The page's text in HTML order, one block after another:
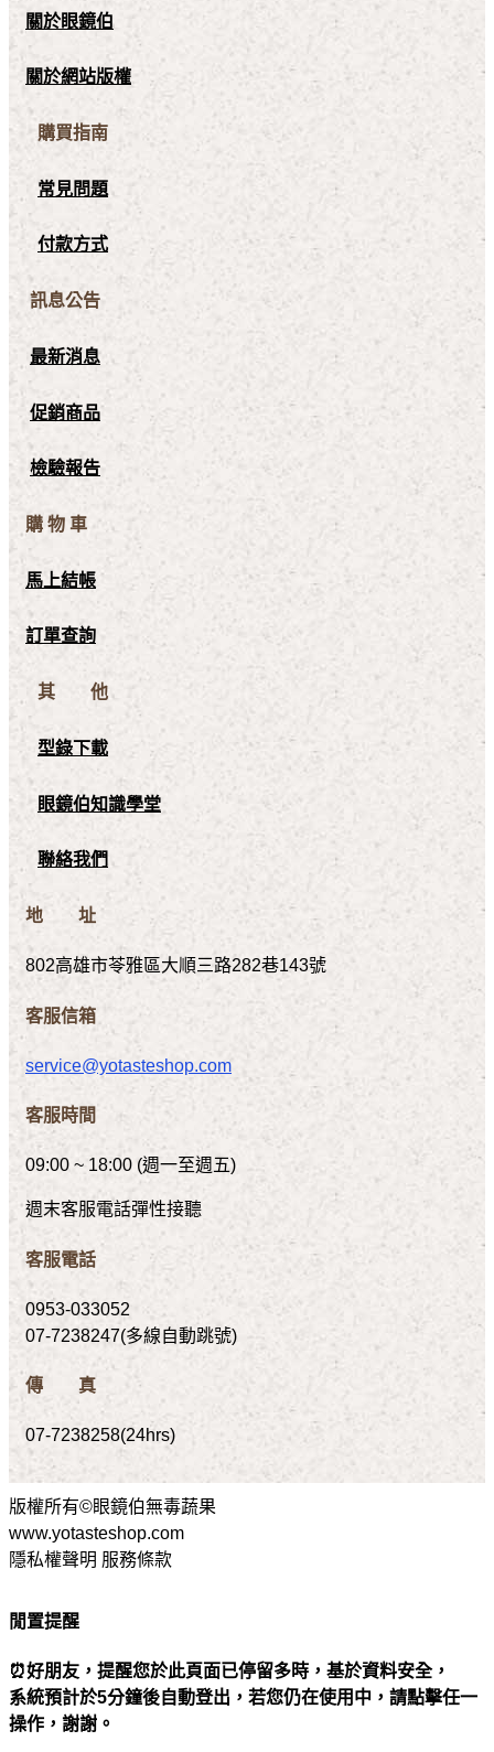
關於眼鏡伯
關於網站版權
購買指南
常見問題
付款方式
訊息公告
最新消息
促銷商品
檢驗報告
購 物 車
馬上結帳
訂單查詢
其 他
型錄下載
眼鏡伯知識學堂
聯絡我們
地 址
802高雄市苓雅區大順三路282巷143號
客服信箱
service@yotasteshop.com
客服時間
09:00 ~ 18:00 (週一至週五)
週末客服電話彈性接聽
客服電話
0953-033052
07-7238247(多線自動跳號)
傳 真
07-7238258(24hrs)
版權所有©眼鏡伯無毒蔬果
www.yotasteshop.com
隱私權聲明 服務條款
閒置提醒
⏰好朋友，提醒您於此頁面已停留多時，基於資料安全，
系統預計於5分鐘後自動登出，若您仍在使用中，請點擊任一
操作，謝謝。